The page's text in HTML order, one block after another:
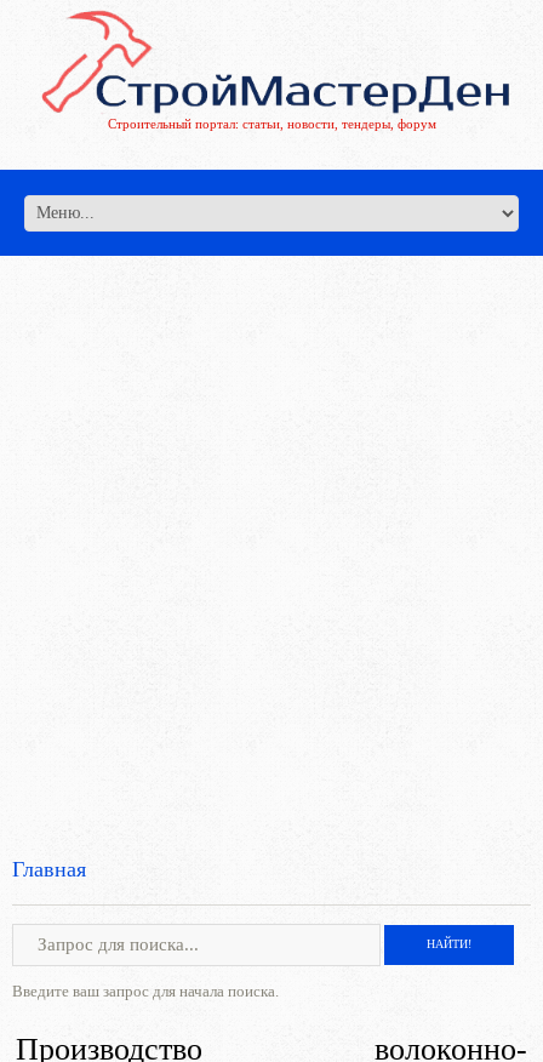
Строительный портал: статьи, новости, тендеры, форум
Главная
Введите ваш запрос для начала поиска.
Производство волоконно-